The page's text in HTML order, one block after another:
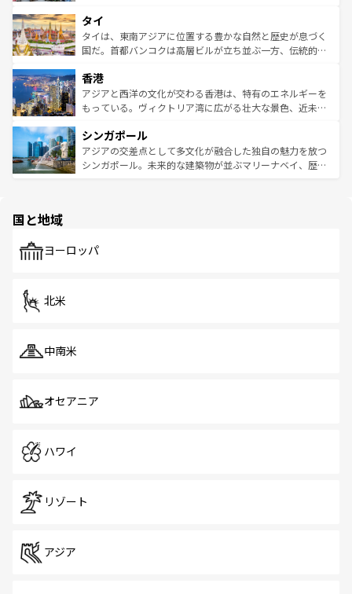
リティに包まれながら、韓国の多彩な魅力を心ゆくまで味
わってみてほしい。 なお、新着の韓国情報はコンテンツ一
覧を参照してほしい。
急速な発展と共に伝統が息づく。ハノイの古い町並みやホ
ーチミン市のフランス統治時代の建物も、独特の雰囲気を
醸し出している。また、バラエティの豊かさとおいしさで
とつ。フォーやバインミー、ベトナムコーヒーなどは、ぜ
ひ現地で味わいたい。どの地域を訪れてもあたたかい人々
が旅行者を迎えてくれるので、きっと忘れられない旅にな
参照してほしい。
タイ
タイは、東南アジアに位置する豊かな自然と歴史が息づく
国だ。首都バンコクは高層ビルが立ち並ぶ一方、伝統的な
の活気が交差している。北部ではチェンマイなどの山岳地
帯で自然と触れ合い、南部ではプーケットやクラビの美し
いビーチでリゾート気分を楽しむことができる。タイ料理
激する。気候は一年中温暖で、どの季節にも異なる楽しみ
が待っている。親しみやすいタイの人々、仏教を中心とし
た文化、そして多様な観光資源が、訪れる旅人を魅了し続
香港
アジアと西洋の文化が交わる香港は、特有のエネルギーを
もっている。ヴィクトリア湾に広がる壮大な景色、近未来
み、どこを訪れても感動するはず。観光スポットが密集し
ており、効率よく見どころを回れるのも魅力。息をのむよ
うな絶景から文化的な体験まで、香港を存分に楽しみ尽く
シンガポール
アジアの交差点として多文化が融合した独自の魅力を放つ
シンガポール。未来的な建築物が並ぶマリーナベイ、歴史
で、ホーカーズは地元の風情を楽しめる外せないスポット
国と地域
ヨーロッパ
北米
中南米
オセアニア
ハワイ
リゾート
アジア